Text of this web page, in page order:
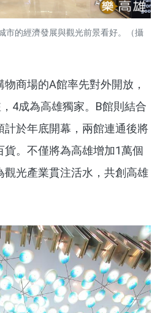
市的經濟發展與觀光前景看好。（攝
商場的A館率先對外開放，
4成為高雄獨家。B館則結合
計於年底開幕，兩館連通後將
貨。不僅將為高雄增加1萬個
觀光產業貫注活水，共創高雄